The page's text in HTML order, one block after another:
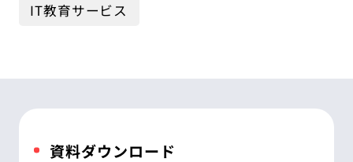
IT教育サービス
資料ダウンロード